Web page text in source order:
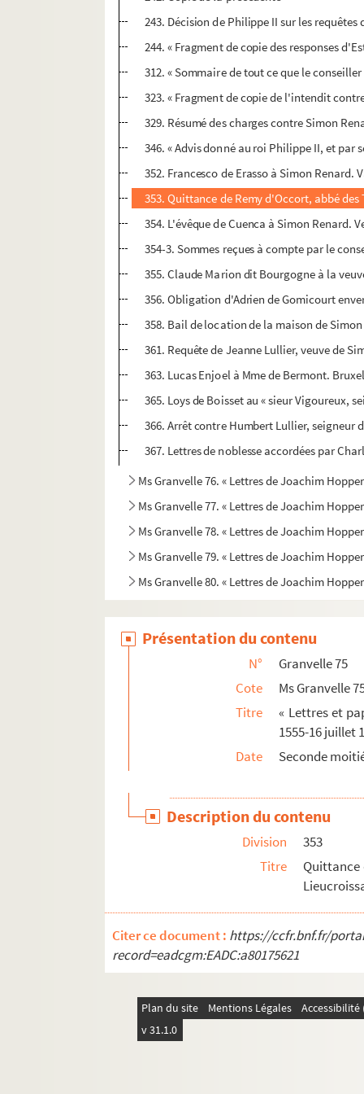
243. Décision de Philippe II sur les
244. « Fragment de copie des responses
312. « Sommaire de tout ce que le
323. « Fragment de copie de l'intendit
329. Résumé des charges contre Simon
346. « Advis donné au roi Philippe II, et
352. Francesco de Erasso à Simon Renard.
353. Quittance de Remy d'Occort, abbé
354. L'évêque de Cuenca à Simon Renard.
354-3. Sommes reçues à compte par le
355. Claude Marion dit Bourgogne à la
356. Obligation d'Adrien de Gomicourt
358. Bail de location de la maison de
361. Requête de Jeanne Lullier, veuve de
363. Lucas Enjoel à Mme de Bermont.
365. Loys de Boisset au « sieur Vigoureux,
366. Arrêt contre Humbert Lullier, seigneur
367. Lettres de noblesse accordées par
Ms Granvelle 76. « Lettres de Joachim
Ms Granvelle 77. « Lettres de Joachim
Ms Granvelle 78. « Lettres de Joachim
Ms Granvelle 79. « Lettres de Joachim
Ms Granvelle 80. « Lettres de Joachim
Présentation du contenu
N°
Granvelle 75
Cote
Ms Granvelle
Titre
« Lettres et
1555-16 juillet
Date
Seconde
Description du contenu
Division
353
Titre
Quittance
Citer ce document : https://ccfr.bnf.fr/
record=eadcgm:EADC:a80175621
Plan du site Mentions Légales
v 31.1.0